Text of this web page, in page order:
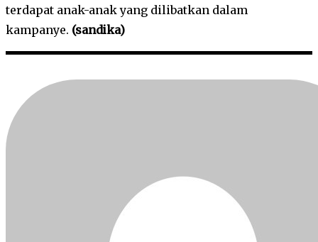
terdapat anak-anak yang dilibatkan dalam
kampanye. (sandika)